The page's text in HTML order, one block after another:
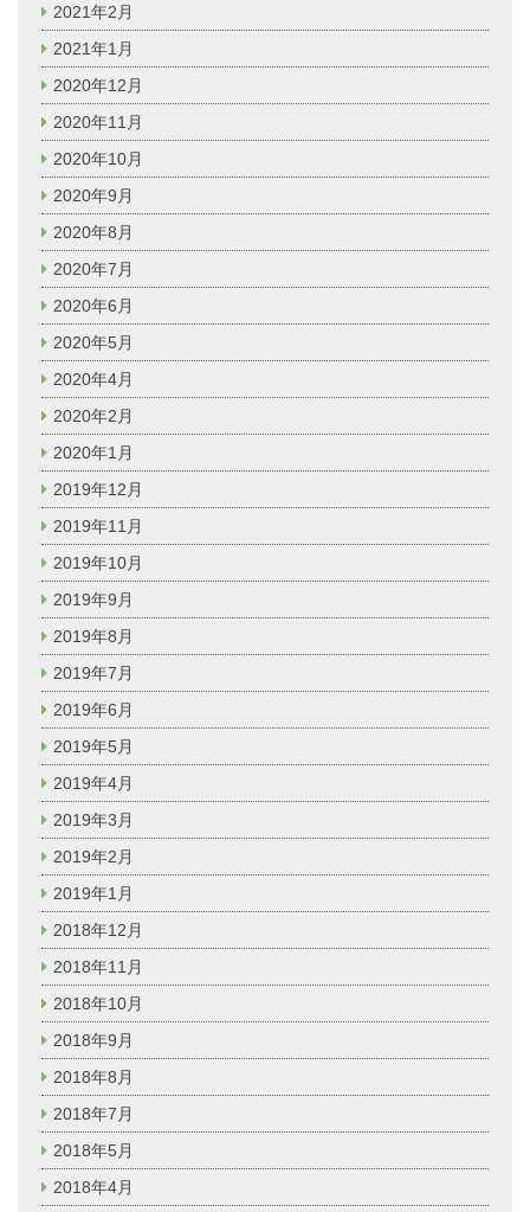
2021年2月
2021年1月
2020年12月
2020年11月
2020年10月
2020年9月
2020年8月
2020年7月
2020年6月
2020年5月
2020年4月
2020年2月
2020年1月
2019年12月
2019年11月
2019年10月
2019年9月
2019年8月
2019年7月
2019年6月
2019年5月
2019年4月
2019年3月
2019年2月
2019年1月
2018年12月
2018年11月
2018年10月
2018年9月
2018年8月
2018年7月
2018年5月
2018年4月